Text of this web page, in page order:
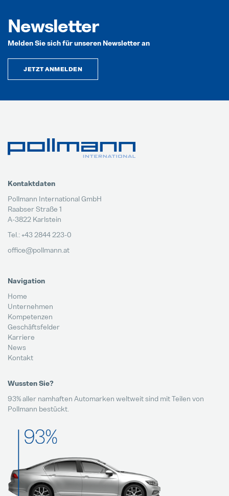
Newsletter
Melden Sie sich für unseren Newsletter an
JETZT ANMELDEN
Kontaktdaten
Pollmann International GmbH
Raabser Straße 1
A-3822 Karlstein
Tel.: +43 2844 223-0
office@pollmann.at
Navigation
Home
Unternehmen
Kompetenzen
Geschäftsfelder
Karriere
News
Kontakt
Wussten Sie?
93% aller namhaften Automarken weltweit sind mit Teilen von
Pollmann bestückt.